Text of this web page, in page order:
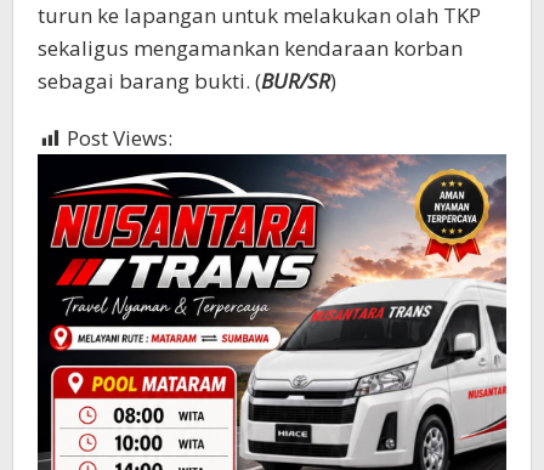
turun ke lapangan untuk melakukan olah TKP
sekaligus mengamankan kendaraan korban
sebagai barang bukti. (BUR/SR)
Post Views: